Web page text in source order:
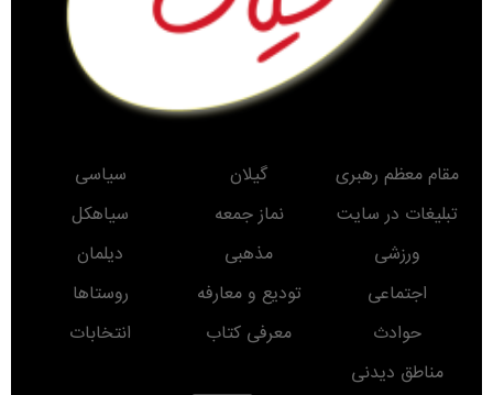
مقام معظم رهبری گیلان
سیاسی
تبلیغات در سایت
نماز جمعه
سیاهکل
ورزشی
مذهبی
دیلمان
اجتماعی
تودیع و معارفه
روستاها
حوادث
معرفی کتاب
انتخابات
مناطق دیدنی